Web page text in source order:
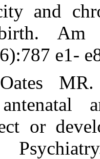
ethnicity
12.
effect
J